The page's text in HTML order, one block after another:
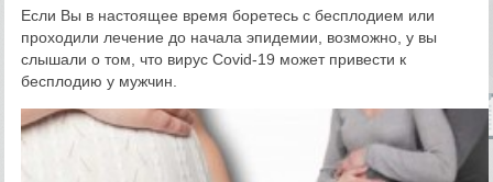
Если Вы в настоящее время боретесь с бесплодием или
проходили лечение до начала эпидемии, возможно, у вы
слышали о том, что вирус Covid-19 может привести к
бесплодию у мужчин.